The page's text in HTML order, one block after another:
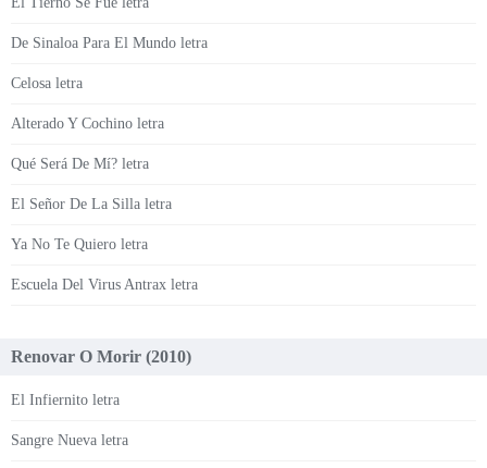
De Sinaloa Para El Mundo letra
Celosa letra
Alterado Y Cochino letra
Qué Será De Mí? letra
El Señor De La Silla letra
Ya No Te Quiero letra
Escuela Del Virus Antrax letra
Renovar O Morir (2010)
El Infiernito letra
Sangre Nueva letra